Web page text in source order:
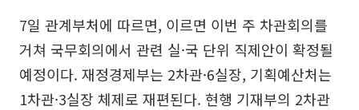
7일 관계부처에 따르면, 이르면 이번 주 차관회의를
거쳐 국무회의에서 관련 실·국 단위 직제안이 확정될
예정이다. 재정경제부는 2차관·6실장, 기획예산처는
1차관·3실장 체제로 재편된다. 현행 기재부의 2차관